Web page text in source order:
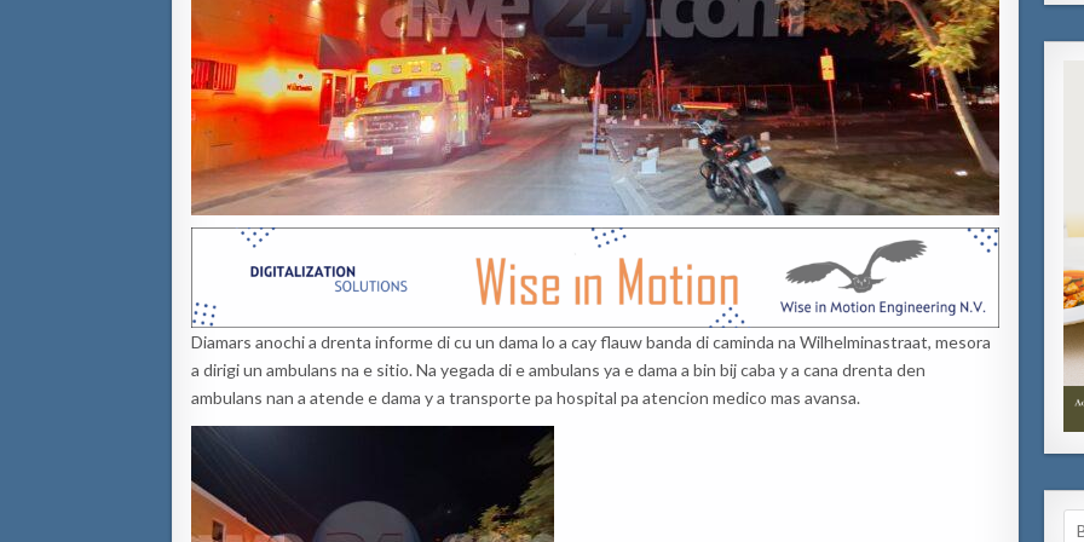
Diamars anochi a drenta informe di cu un dama lo a cay flauw banda di caminda na Wilhelminastraat, mesora
a dirigi un ambulans na e sitio. Na yegada di e ambulans ya e dama a bin bij caba y a cana drenta den
ambulans nan a atende e dama y a transporte pa hospital pa atencion medico mas avansa.